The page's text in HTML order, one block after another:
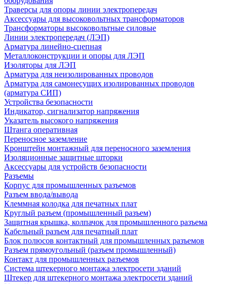
Траверсы для опоры линии электропередач
Аксессуары для высоковольтных трансформаторов
Трансформаторы высоковольтные силовые
Линии электропередач (ЛЭП)
Арматура линейно-сцепная
Металлоконструкции и опоры для ЛЭП
Изоляторы для ЛЭП
Арматура для неизолированных проводов
Арматура для самонесущих изолированных проводов
(арматура СИП)
Устройства безопасности
Индикатор, сигнализатор напряжения
Указатель высокого напряжения
Штанга оперативная
Переносное заземление
Кронштейн монтажный для переносного заземления
Изоляционные защитные шторки
Аксессуары для устройств безопасности
Разъемы
Корпус для промышленных разъемов
Разъем ввода/вывода
Клеммная колодка для печатных плат
Круглый разъем (промышленный разъем)
Защитная крышка, колпачок для промышленного разъема
Кабельный разъем для печатный плат
Блок полюсов контактный для промышленных разъемов
Разъем прямоугольный (разъем промышленный)
Контакт для промышленных разъемов
Система штекерного монтажа электросети зданий
Штекер для штекерного монтажа электросети зданий